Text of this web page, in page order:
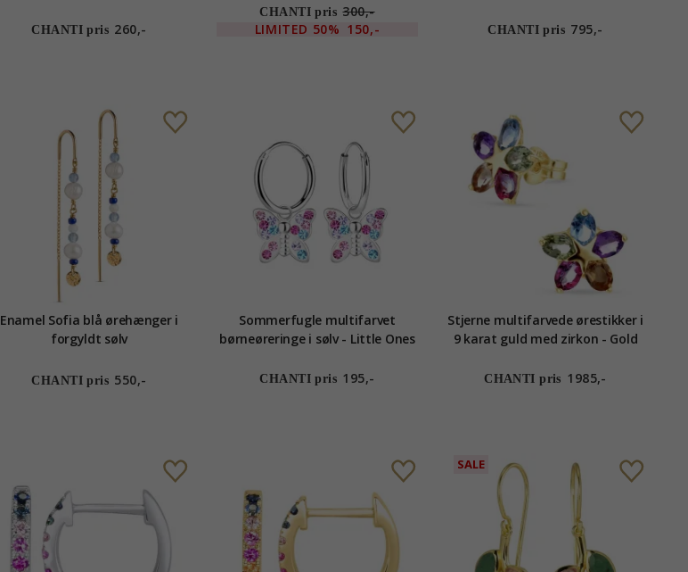
CHANTI pris 260,-
CHANTI pris 300,-
LIMITED 50% 150,- CHANTI pris 795,-
Enamel Sofia blå ørehænger i
forgyldt sølv
CHANTI pris 550,-
Sommerfugle multifarvet
børneøreringe i sølv - Little Ones
CHANTI pris 195,-
Stjerne multifarvede ørestikker i
9 karat guld med zirkon - Gold
CHANTI pris 1985,-
SALE